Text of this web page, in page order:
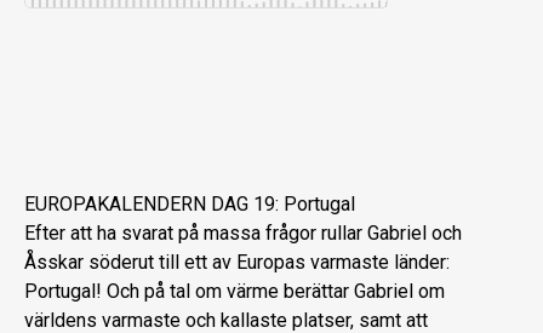
EUROPAKALENDERN DAG 19: Portugal
Efter att ha svarat på massa frågor rullar Gabriel och
Åsskar söderut till ett av Europas varmaste länder:
Portugal! Och på tal om värme berättar Gabriel om
världens varmaste och kallaste platser, samt att